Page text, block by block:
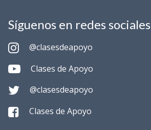
Síguenos en redes sociales
@clasesdeapoyo
Clases de Apoyo
@clasesdeapoyo
Clases de Apoyo